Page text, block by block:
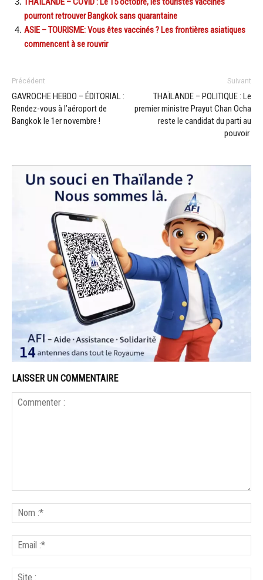
pourront retrouver Bangkok sans quarantaine
ASIE – TOURISME: Vous êtes vaccinés ? Les frontières asiatiques
commencent à se rouvrir
Précédent
GAVROCHE HEBDO – ÉDITORIAL :
Rendez-vous à l’aéroport de
Bangkok le 1er novembre !
Suivant
THAÏLANDE – POLITIQUE : Le
premier ministre Prayut Chan Ocha
reste le candidat du parti au
pouvoir
LAISSER UN COMMENTAIRE